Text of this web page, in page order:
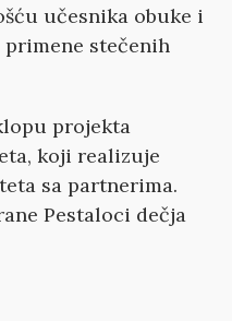
učesnika obuke i
stečenih
projekta
koji realizuje
sa partnerima.
Pestaloci dečja